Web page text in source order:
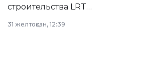
строительства LRT
республиканского
31 желтоқсан, 12:39